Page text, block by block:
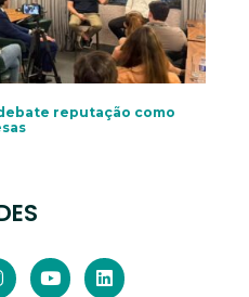
debate reputação como